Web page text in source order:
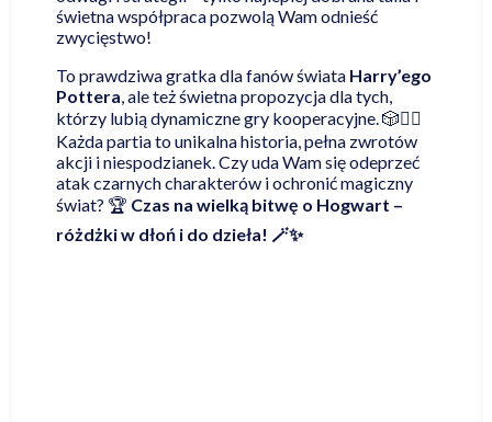
świetna współpraca pozwolą Wam odnieść
zwycięstwo!
To prawdziwa gratka dla fanów świata Harry’ego
Pottera, ale też świetna propozycja dla tych,
którzy lubią dynamiczne gry kooperacyjne. 🎲🧙‍♂️
Każda partia to unikalna historia, pełna zwrotów
akcji i niespodzianek. Czy uda Wam się odeprzeć
atak czarnych charakterów i ochronić magiczny
świat? 🏆 Czas na wielką bitwę o Hogwart –
różdżki w dłoń i do dzieła! 🪄✨